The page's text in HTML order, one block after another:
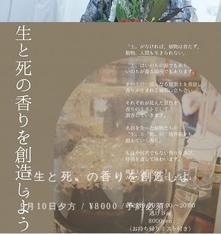
〝生と死〟の香りを創造しよ
う
9月10日夕方 / ¥8000 /予約必須